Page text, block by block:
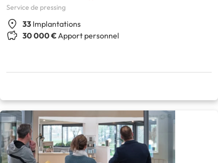
Service de pressing
33 Implantations
30 000 € Apport personnel